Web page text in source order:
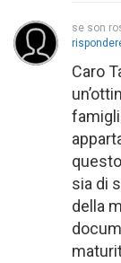
se son
Caro
sia di
della